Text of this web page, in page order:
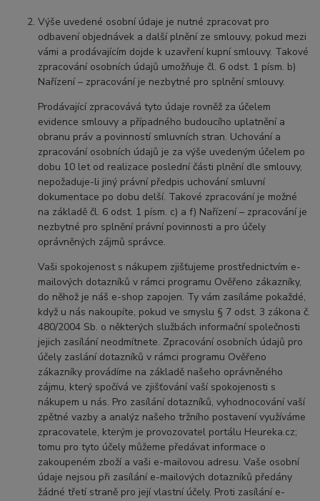
Výše uvedené osobní údaje je nutné zpracovat pro
odbavení objednávek a další plnění ze smlouvy, pokud mezi
vámi a prodávajícím dojde k uzavření kupní smlouvy. Takové
zpracování osobních údajů umožňuje čl. 6 odst. 1 písm. b)
Nařízení – zpracování je nezbytné pro splnění smlouvy.
Prodávající zpracovává tyto údaje rovněž za účelem
evidence smlouvy a případného budoucího uplatnění a
obranu práv a povinností smluvních stran. Uchování a
zpracování osobních údajů je za výše uvedeným účelem po
dobu 10 let od realizace poslední části plnění dle smlouvy,
nepožaduje-li jiný právní předpis uchování smluvní
dokumentace po dobu delší. Takové zpracování je možné
na základě čl. 6 odst. 1 písm. c) a f) Nařízení – zpracování je
nezbytné pro splnění právní povinnosti a pro účely
oprávněných zájmů správce.
Vaši spokojenost s nákupem zjišťujeme prostřednictvím e-
mailových dotazníků v rámci programu Ověřeno zákazníky,
do něhož je náš e-shop zapojen. Ty vám zasíláme pokaždé,
když u nás nakoupíte, pokud ve smyslu § 7 odst. 3 zákona č.
480/2004 Sb. o některých službách informační společnosti
jejich zasílání neodmítnete. Zpracování osobních údajů pro
účely zaslání dotazníků v rámci programu Ověřeno
zákazníky provádíme na základě našeho oprávněného
zájmu, který spočívá ve zjišťování vaší spokojenosti s
nákupem u nás. Pro zasílání dotazníků, vyhodnocování vaší
zpětné vazby a analýz našeho tržního postavení využíváme
zpracovatele, kterým je provozovatel portálu Heureka.cz;
tomu pro tyto účely můžeme předávat informace o
zakoupeném zboží a vaši e-mailovou adresu. Vaše osobní
údaje nejsou při zasílání e-mailových dotazníků předány
žádné třetí straně pro její vlastní účely. Proti zasílání e-